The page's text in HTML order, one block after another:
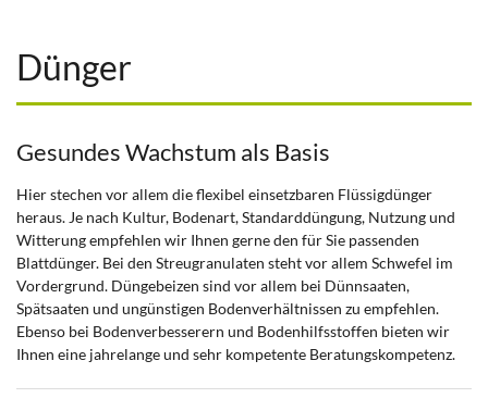
Dünger
Gesundes Wachstum als Basis
Hier stechen vor allem die flexibel einsetzbaren Flüssigdünger
heraus. Je nach Kultur, Bodenart, Standarddüngung, Nutzung und
Witterung empfehlen wir Ihnen gerne den für Sie passenden
Blattdünger. Bei den Streugranulaten steht vor allem Schwefel im
Vordergrund. Düngebeizen sind vor allem bei Dünnsaaten,
Spätsaaten und ungünstigen Bodenverhältnissen zu empfehlen.
Ebenso bei Bodenverbesserern und Bodenhilfsstoffen bieten wir
Ihnen eine jahrelange und sehr kompetente Beratungskompetenz.